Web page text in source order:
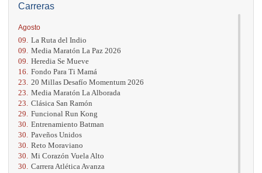
Carreras
Agosto
09. La Ruta del Indio
09. Media Maratón La Paz 2026
09. Heredia Se Mueve
16. Fondo Para Ti Mamá
23. 20 Millas Desafío Momentum 2026
23. Media Maratón La Alborada
23. Clásica San Ramón
29. Funcional Run Kong
30. Entrenamiento Batman
30. Paveños Unidos
30. Reto Moraviano
30. Mi Corazón Vuela Alto
30. Carrera Atlética Avanza